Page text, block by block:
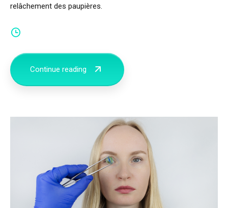
Deutsch(Allemand
فارسی(Perse)
Russe )
English(Anglais)
Español(Espagnol
relâchement des paupières.
Continue reading